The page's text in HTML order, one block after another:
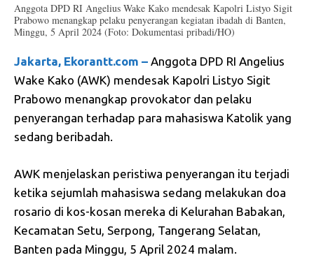
Anggota DPD RI Angelius Wake Kako mendesak Kapolri Listyo Sigit
Prabowo menangkap pelaku penyerangan kegiatan ibadah di Banten,
Minggu, 5 April 2024 (Foto: Dokumentasi pribadi/HO)
Jakarta, Ekorantt.com – Anggota DPD RI Angelius
Wake Kako (AWK) mendesak Kapolri Listyo Sigit
Prabowo menangkap provokator dan pelaku
penyerangan terhadap para mahasiswa Katolik yang
sedang beribadah.
AWK menjelaskan peristiwa penyerangan itu terjadi
ketika sejumlah mahasiswa sedang melakukan doa
rosario di kos-kosan mereka di Kelurahan Babakan,
Kecamatan Setu, Serpong, Tangerang Selatan,
Banten pada Minggu, 5 April 2024 malam.